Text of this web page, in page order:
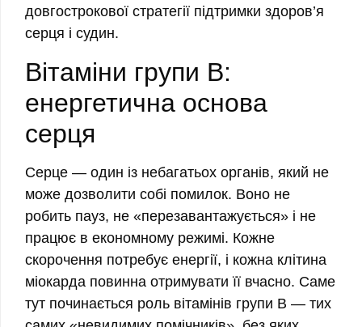
довгострокової стратегії підтримки здоров’я
серця і судин.
Вітаміни групи B:
енергетична основа
серця
Серце — один із небагатьох органів, який не
може дозволити собі помилок. Воно не
робить пауз, не «перезавантажується» і не
працює в економному режимі. Кожне
скорочення потребує енергії, і кожна клітина
міокарда повинна отримувати її вчасно. Саме
тут починається роль вітамінів групи B — тих